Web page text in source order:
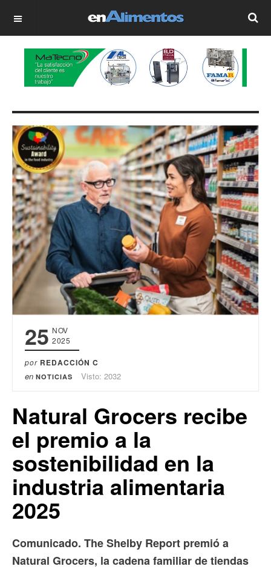
OFF CANVAS
25 NOV
2025
por REDACCIÓN C
en NOTICIAS Visto: 2032
Natural Grocers recibe
el premio a la
sostenibilidad en la
industria alimentaria
2025
Comunicado. The Shelby Report premió a
Natural Grocers, la cadena familiar de tiendas